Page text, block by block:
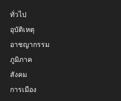
ทั่วไป
อุบัติเหตุ
อาชญากรรม
ภูมิภาค
สังคม
การเมือง